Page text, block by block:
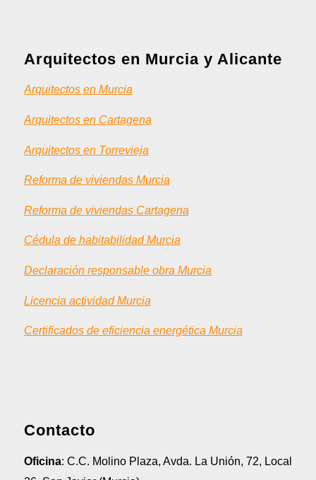
Arquitectos en Murcia y Alicante
Arquitectos en Murcia
Arquitectos en Cartagena
Arquitectos en Torrevieja
Reforma de viviendas Murcia
Reforma de viviendas Cartagena
Cédula de habitabilidad Murcia
Declaración responsable obra Murcia
Licencia actividad Murcia
Certificados de eficiencia energética Murcia
Contacto
Oficina: C.C. Molino Plaza, Avda. La Unión, 72, Local